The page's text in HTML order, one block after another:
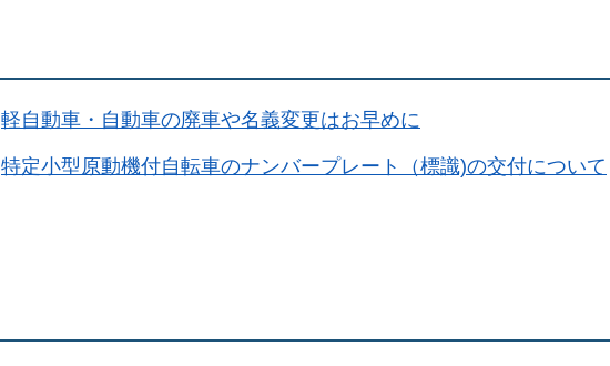
軽自動車・自動車の廃車や名義変更はお早めに
特定小型原動機付自転車のナンバープレート（標識)の交付について